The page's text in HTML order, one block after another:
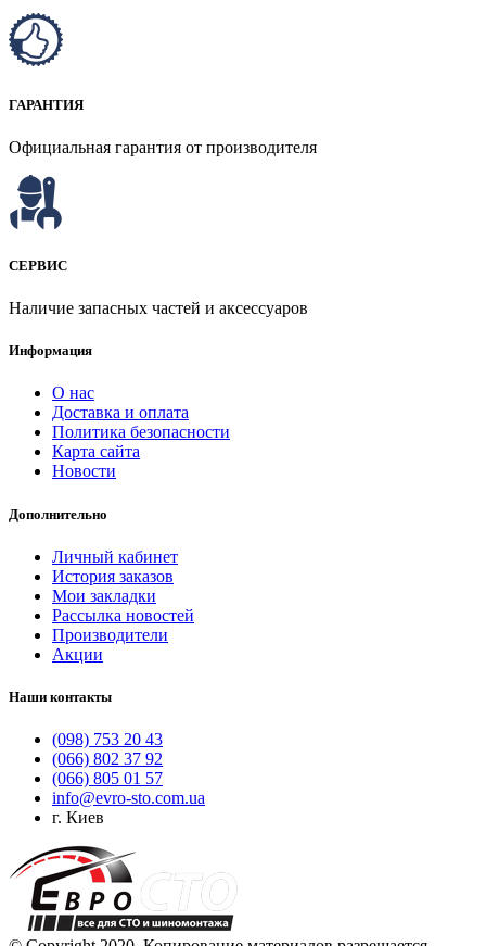
ГАРАНТИЯ
Официальная гарантия от производителя
СЕРВИС
Наличие запасных частей и аксессуаров
Информация
О нас
Доставка и оплата
Политика безопасности
Карта сайта
Новости
Дополнительно
Личный кабинет
История заказов
Мои закладки
Рассылка новостей
Производители
Акции
Наши контакты
(098) 753 20 43
(066) 802 37 92
(066) 805 01 57
info@evro-sto.com.ua
г. Киев